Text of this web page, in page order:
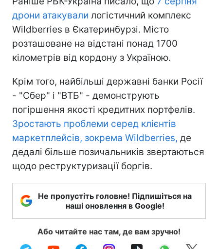
дрони атакували логістичний комплекс
Wildberries в Єкатеринбурзі. Місто
розташоване на відстані понад 1700
кілометрів від кордону з Україною.
Крім того, найбільші державні банки Росії
- "Сбер" і "ВТБ" - демонструють
погіршення якості кредитних портфелів.
Зростають проблеми серед клієнтів
маркетплейсів, зокрема Wildberries, де
дедалі більше позичальників звертаються
щодо реструктуризації боргів.
Не пропустіть головне! Підпишіться на
наші оновлення в Google!
Або читайте нас там, де вам зручно!